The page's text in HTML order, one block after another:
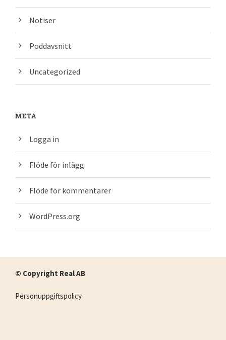
Notiser
Poddavsnitt
Uncategorized
META
Logga in
Flöde för inlägg
Flöde för kommentarer
WordPress.org
© Copyright Real AB
Personuppgiftspolicy